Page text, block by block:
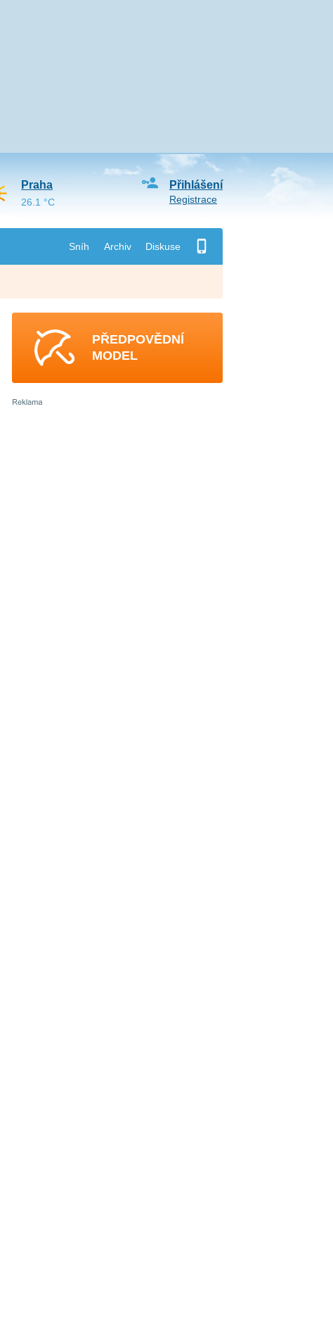
Sníh Archiv Diskuse
Přihlášení
Registrace
Praha
26.1 °C
PŘEDPOVĚDNÍ
MODEL